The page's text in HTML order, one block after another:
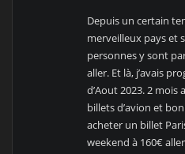
Depuis un certain
merveilleux pays et
personnes y sont
aller. Et là, j’avais
d’Aout 2023. 2 mois
billets d’avion et
acheter un billet
weekend à 160€